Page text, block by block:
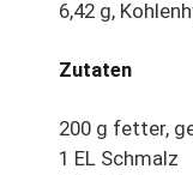
6,42 g,
Zutaten
200 g fetter,
1 EL Schmalz